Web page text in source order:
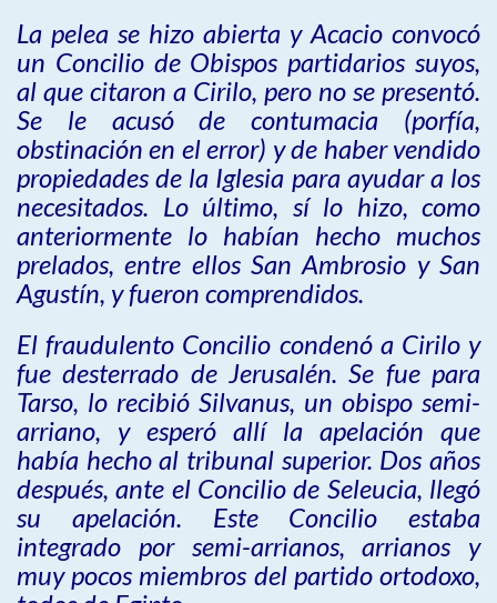
La pelea se hizo abierta y Acacio convocó
un Concilio de Obispos partidarios suyos,
al que citaron a Cirilo, pero no se presentó.
Se le acusó de contumacia (porfía,
obstinación en el error) y de haber vendido
propiedades de la Iglesia para ayudar a los
necesitados. Lo último, sí lo hizo, como
anteriormente lo habían hecho muchos
prelados, entre ellos San Ambrosio y San
Agustín, y fueron comprendidos.
El fraudulento Concilio condenó a Cirilo y
fue desterrado de Jerusalén. Se fue para
Tarso, lo recibió Silvanus, un obispo semi-
arriano, y esperó allí la apelación que
había hecho al tribunal superior. Dos años
después, ante el Concilio de Seleucia, llegó
su apelación. Este Concilio estaba
integrado por semi-arrianos, arrianos y
muy pocos miembros del partido ortodoxo,